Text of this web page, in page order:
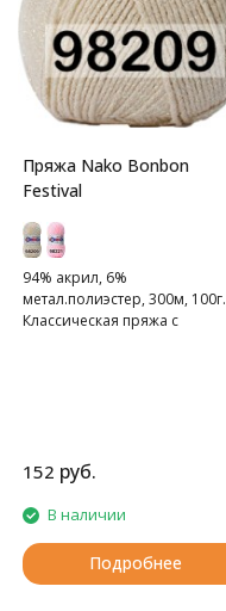
Пряжа Nako Bonbon
Festival
94% акрил, 6%
метал.полиэстер, 300м, 100г.
Классическая пряжа с
152 руб.
В наличии
Подробнее